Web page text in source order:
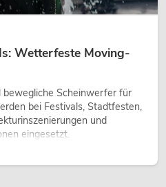
Wetterfeste Moving-
Scheinwerfer für
bei Festivals, Stadtfesten,
und
eingesetzt.